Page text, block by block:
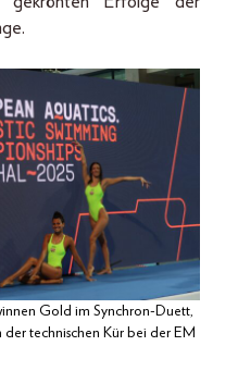
Gold im Synchron-Duett,
technischen Kür bei der EM